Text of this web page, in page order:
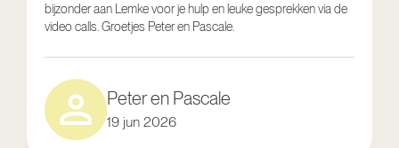
bijzonder aan Lemke voor je hulp en leuke gesprekken via de
video calls. Groetjes Peter en Pascale.
Peter en Pascale
19 jun 2026